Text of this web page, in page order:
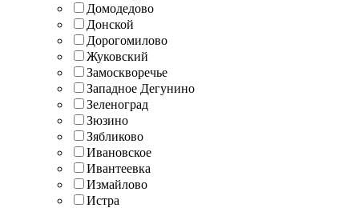
Домодедово
Донской
Дорогомилово
Жуковский
Замоскворечье
Западное Дегунино
Зеленоград
Зюзино
Зябликово
Ивановское
Ивантеевка
Измайлово
Истра